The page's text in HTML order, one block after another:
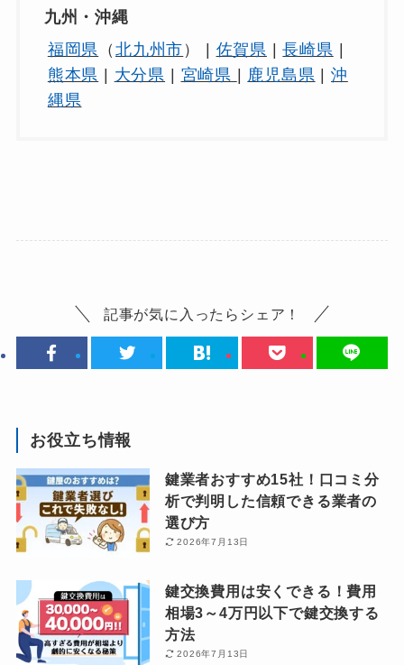
九州・沖縄
福岡県 （北九州市 ） | 佐賀県 |長崎県
熊本県
大分県 宮崎県 鹿児島県 |沖
縄県
記事が気に入ったらシェア！
お役立ち情報
鍵業者おすすめ15社！口コミ分
析で判明した信頼できる業者の
選び方
2026年7月13日
鍵交換費用は安くできる！費用
相場3～4万円以下で鍵交換する
方法
2026年7月13日